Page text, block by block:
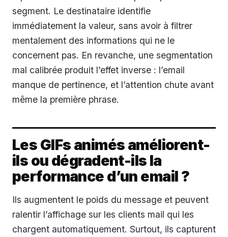
segment. Le destinataire identifie
immédiatement la valeur, sans avoir à filtrer
mentalement des informations qui ne le
concernent pas. En revanche, une segmentation
mal calibrée produit l’effet inverse : l’email
manque de pertinence, et l’attention chute avant
même la première phrase.
Les GIFs animés améliorent-
ils ou dégradent-ils la
performance d’un email ?
Ils augmentent le poids du message et peuvent
ralentir l’affichage sur les clients mail qui les
chargent automatiquement. Surtout, ils capturent